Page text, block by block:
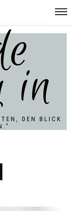
in
DEN BLICK N